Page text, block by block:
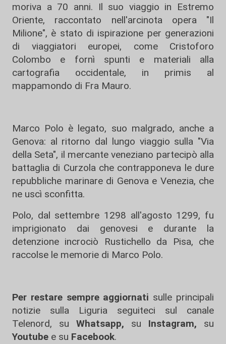
moriva a 70 anni. Il suo viaggio in Estremo
Oriente, raccontato nell'arcinota opera "Il
Milione", è stato di ispirazione per generazioni
di viaggiatori europei, come Cristoforo
Colombo e fornì spunti e materiali alla
cartografia occidentale, in primis al
mappamondo di Fra Mauro.
Marco Polo è legato, suo malgrado, anche a
Genova: al ritorno dal lungo viaggio sulla "Via
della Seta", il mercante veneziano partecipò alla
battaglia di Curzola che contrapponeva le dure
repubbliche marinare di Genova e Venezia, che
ne uscì sconfitta.
Polo, dal settembre 1298 all'agosto 1299, fu
imprigionato dai genovesi e durante la
detenzione incrociò Rustichello da Pisa, che
raccolse le memorie di Marco Polo.
Per restare sempre aggiornati sulle principali
notizie sulla Liguria seguiteci sul canale
Telenord, su
Whatsapp, su Instagram, su
Youtube e su Facebook.